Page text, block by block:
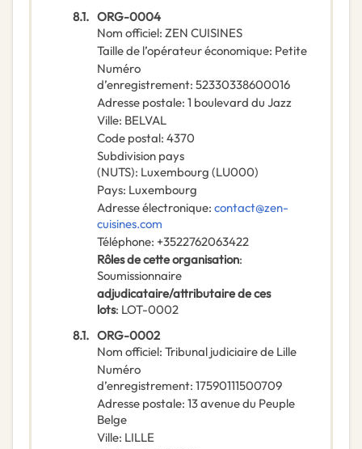
8.1. ORG-0004
Nom officiel: ZEN CUISINES
Taille de l’opérateur économique: Petite
Numéro
d’enregistrement: 52330338600016
Adresse postale: 1 boulevard du Jazz
Ville: BELVAL
Code postal: 4370
Subdivision pays
(NUTS): Luxembourg (LU000)
Pays: Luxembourg
Adresse électronique: contact@zen-
cuisines.com
Téléphone: +3522762063422
Rôles de cette organisation:
Soumissionnaire
adjudicataire/attributaire de ces
lots: LOT-0002
8.1. ORG-0002
Nom officiel: Tribunal judiciaire de Lille
Numéro
d’enregistrement: 17590111500709
Adresse postale: 13 avenue du Peuple
Belge
Ville: LILLE